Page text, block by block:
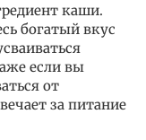
каши.
богатый вкус
если вы
от
за питание